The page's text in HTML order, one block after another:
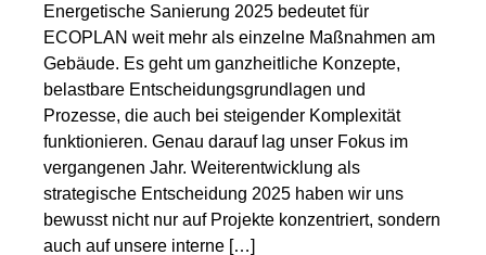
Energetische Sanierung 2025 bedeutet für
ECOPLAN weit mehr als einzelne Maßnahmen am
Gebäude. Es geht um ganzheitliche Konzepte,
belastbare Entscheidungsgrundlagen und
Prozesse, die auch bei steigender Komplexität
funktionieren. Genau darauf lag unser Fokus im
vergangenen Jahr. Weiterentwicklung als
strategische Entscheidung 2025 haben wir uns
bewusst nicht nur auf Projekte konzentriert, sondern
auch auf unsere interne […]